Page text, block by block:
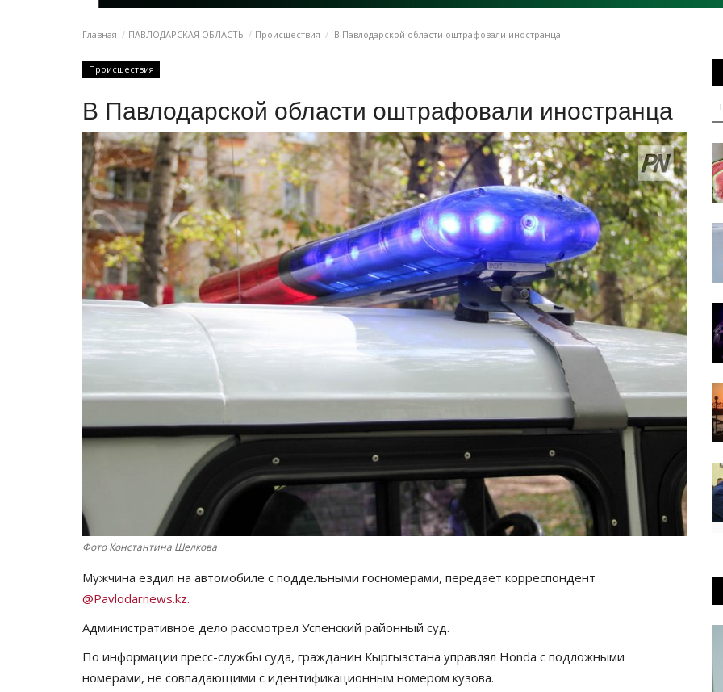
Главная ПАВЛОДАРСКАЯ ОБЛАСТЬ Происшествия В Павлодарской области оштрафовали иностранца
Происшествия
В Павлодарской области оштрафовали иностранца
Фото Константина Шелкова
Мужчина ездил на автомобиле с поддельными госномерами, передает корреспондент
@Pavlodarnews.kz.
Административное дело рассмотрел Успенский районный суд.
По информации пресс-службы суда, гражданин Кыргызстана управлял Honda с подложными
номерами, не совпадающими с идентификационным номером кузова.